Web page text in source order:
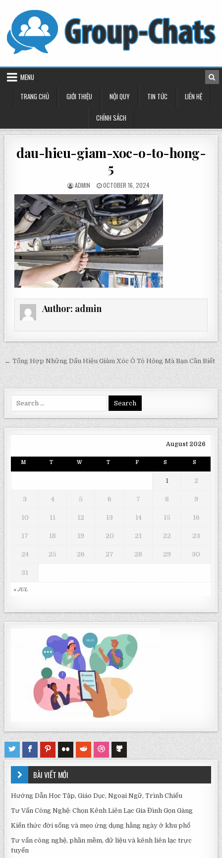
content
MENU
TRANG CHỦ
GIỚI THIỆU NỘI QUY TIN TỨC LIÊN HỆ
CHÍNH SÁCH
dau-hieu-giam-xoc-o-to-hong-
5
POSTED
BY
ADMIN
POSTED
ON
OCTOBER 16, 2024
Author: admin
Post
navigation
← Tổng Hợp Những Dấu Hiệu Giảm Xóc Ô Tô Hỏng Mà Bạn Cần Biết
for:
August 2026
M T W T F S S
« JUL
1 2
3 4 5 6 7 8 9
10 11 12 13 14 15 16
17 18 19 20 21 22 23
24 25 26 27 28 29 30
31
BÀI VIẾT MỚI
Hướng Dẫn Học Tập, Giáo Dục, Ngoại Ngữ, Trình Chiếu
Tư Vấn Công Nghệ: Chọn Kênh Liên Lạc Gia Đình Gọn Gàng
Kiến thức đời sống và mẹo ứng dụng hằng ngày ở khu phố
Tư vấn công nghệ, phần mềm, dữ liệu và kênh liên lạc trực
tuyến